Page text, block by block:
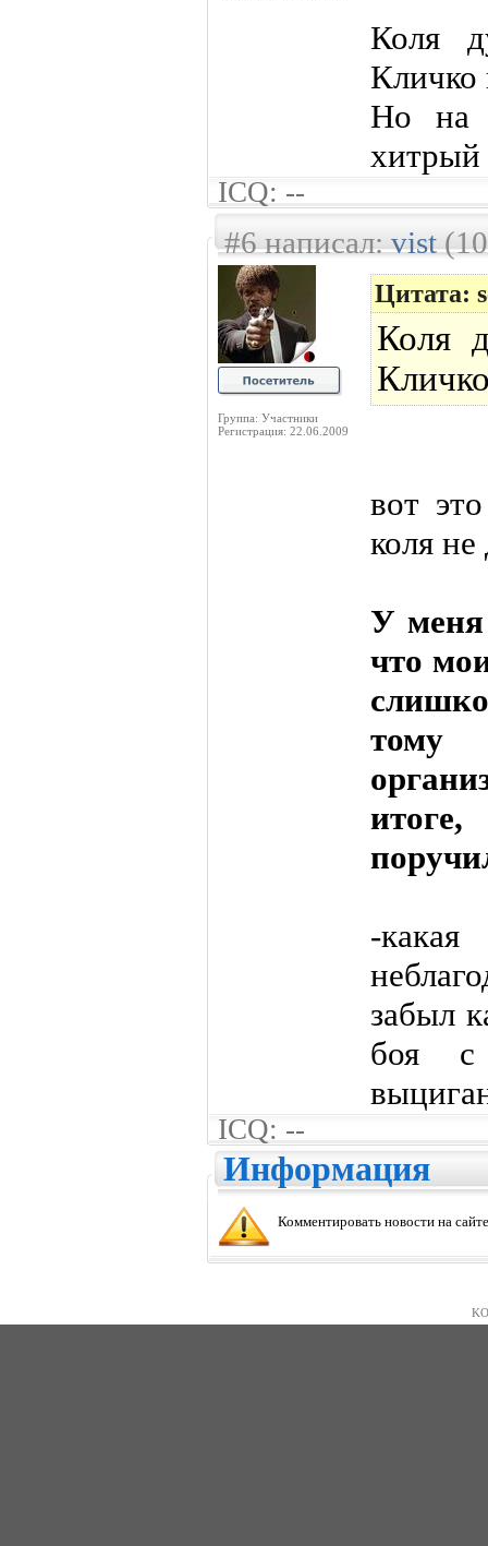
Коля
Кличко
Но на
хитрый
ICQ: --
#6 написал:vist(10
Группа: Участники
Регистрация: 22.06.2009
Цитата:
Коля
вот
коля
У меня
что
тому
-
забыл
боя
ICQ: --
Информация
Комментировать новости на